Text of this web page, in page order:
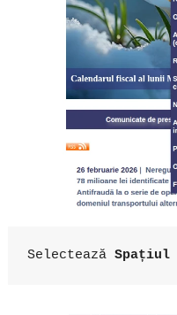
Selectează Spațiul